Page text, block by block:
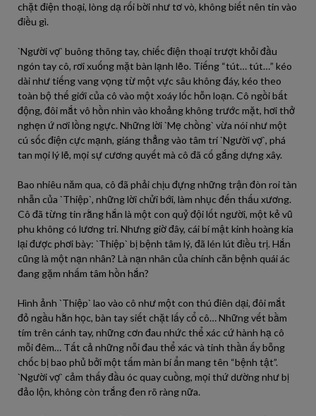
chặt điện thoại, lòng dạ rối bời như tơ vò, không biết nên tin vào
điều gì.
`Người vợ` buông thõng tay, chiếc điện thoại trượt khỏi đầu
ngón tay cô, rơi xuống mặt bàn lạnh lẽo. Tiếng “tút… tút…” kéo
dài như tiếng vang vọng từ một vực sâu không đáy, kéo theo
toàn bộ thế giới của cô vào một xoáy lốc hỗn loạn. Cô ngồi bất
động, đôi mắt vô hồn nhìn vào khoảng không trước mặt, hơi thở
nghẹn ứ nơi lồng ngực. Những lời `Mẹ chồng` vừa nói như một
cú sốc điện cực mạnh, giáng thẳng vào tâm trí `Người vợ`, phá
tan mọi lý lẽ, mọi sự cương quyết mà cô đã cố gắng dựng xây.
Bao nhiêu năm qua, cô đã phải chịu đựng những trận đòn roi tàn
nhẫn của `Thiệp`, những lời chửi bới, làm nhục đến thấu xương.
Cô đã từng tin rằng hắn là một con quỷ đội lốt người, một kẻ vũ
phu không có lương tri. Nhưng giờ đây, cái bí mật kinh hoàng kia
lại được phơi bày: `Thiệp` bị bệnh tâm lý, đã lén lút điều trị. Hắn
cũng là một nạn nhân? Là nạn nhân của chính căn bệnh quái ác
đang gặm nhấm tâm hồn hắn?
Hình ảnh `Thiệp` lao vào cô như một con thú điên dại, đôi mắt
đỏ ngầu hằn học, bàn tay siết chặt lấy cổ cô… Những vết bầm
tím trên cánh tay, những cơn đau nhức thể xác cứ hành hạ cô
mỗi đêm… Tất cả những nỗi đau thể xác và tinh thần ấy bỗng
chốc bị bao phủ bởi một tấm màn bí ẩn mang tên “bệnh tật”.
`Người vợ` cảm thấy đầu óc quay cuồng, mọi thứ dường như bị
đảo lộn, không còn trắng đen rõ ràng nữa.